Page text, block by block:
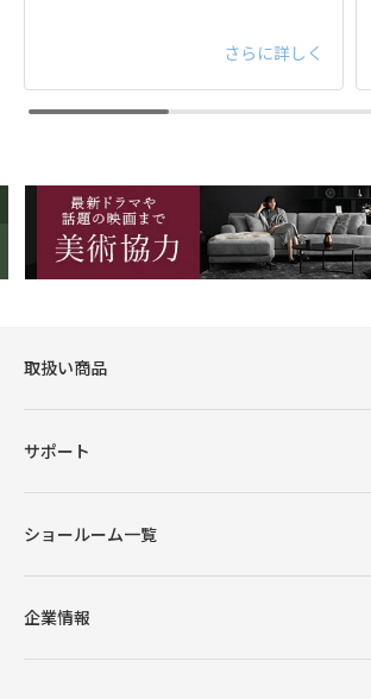
さらに詳しく
取扱い商品
サポート
ショールーム一覧
企業情報